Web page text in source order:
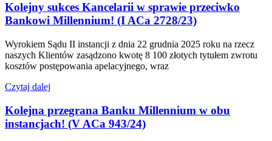
Kolejny sukces Kancelarii w sprawie przeciwko
Bankowi Millennium! (I ACa 2728/23)
Wyrokiem Sądu II instancji z dnia 22 grudnia 2025 roku na rzecz
naszych Klientów zasądzono kwotę 8 100 złotych tytułem zwrotu
kosztów postępowania apelacyjnego, wraz
Czytaj dalej
Kolejna przegrana Banku Millennium w obu
instancjach! (V ACa 943/24)